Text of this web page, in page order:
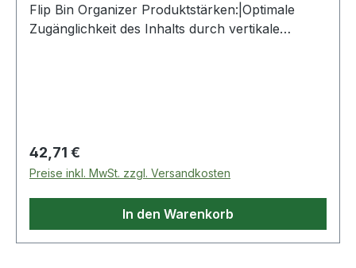
Flip Bin Organizer Produktstärken:|Optimale
Zugänglichkeit des Inhalts durch vertikale
Regulärer Preis:
42,71 €
Preise inkl. MwSt. zzgl. Versandkosten
In den Warenkorb